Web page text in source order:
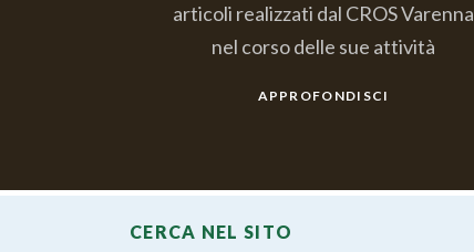
articoli realizzati dal CROS Varenna
nel corso delle sue attività
APPROFONDISCI
CERCA NEL SITO